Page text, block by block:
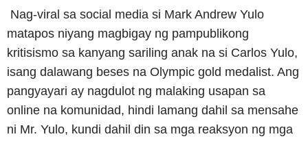
Nag-viral sa social media si Mark Andrew Yulo
matapos niyang magbigay ng pampublikong
kritisismo sa kanyang sariling anak na si Carlos Yulo,
isang dalawang beses na Olympic gold medalist. Ang
pangyayari ay nagdulot ng malaking usapan sa
online na komunidad, hindi lamang dahil sa mensahe
ni Mr. Yulo, kundi dahil din sa mga reaksyon ng mga